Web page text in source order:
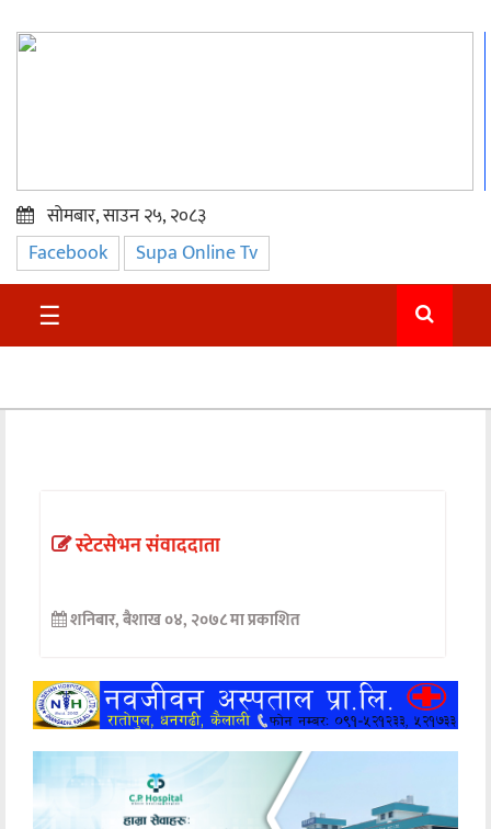
प्रमुख
समाचार
सुदुर
अन्तर्वार्ता
खेलकुद
अन्य
सोमबार, साउन २५, २०८३
Facebook Supa Online Tv
☰
स्टेटसेभन संवाददाता
शनिबार, बैशाख ०४, २०७८ मा प्रकाशित